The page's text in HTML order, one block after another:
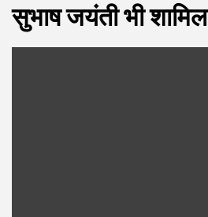
सुभाष जयंती भी शामिल